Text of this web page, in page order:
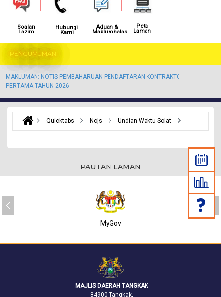
Soalan
Lazim
Hubungi
Kami
Aduan &
Maklumbalas
Peta
Laman
PENGUMUMAN
MAKLUMAN: NOTIS PEMBAHARUAN PENDAFTARAN KONTRAKTOR KALI
PERTAMA TAHUN 2026
Quicktabs Nojs Undian Waktu Solat
PAUTAN LAMAN
MyGov
MAJLIS DAERAH TANGKAK
84900 Tangkak,